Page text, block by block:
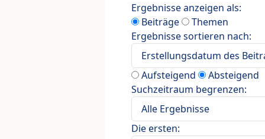
Ergebnisse anzeigen als:
Beiträge
Themen
Ergebnisse sortieren nach:
Aufsteigend
Absteigend
Suchzeitraum begrenzen:
Die ersten: